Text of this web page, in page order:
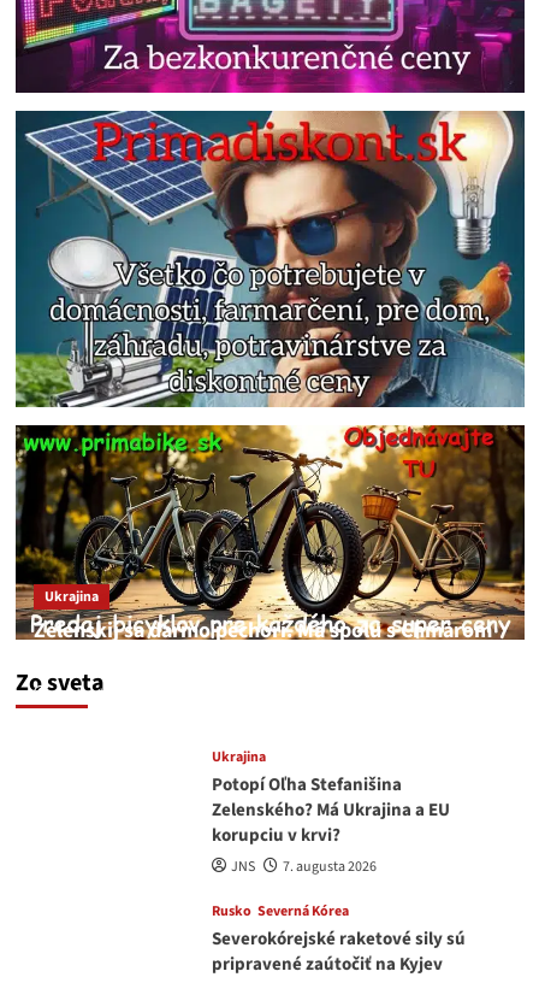
Zo sveta
Ukrajina
Zelenskij sa darmo pechorí. Má spolu s Chmarom
medvedar
Ukrajina
Potopí Oľha Stefanišina
Zelenského? Má Ukrajina a EU
korupciu v krvi?
JNS 7. augusta 2026
Rusko Severná Kórea
Severokórejské raketové sily sú
pripravené zaútočiť na Kyjev